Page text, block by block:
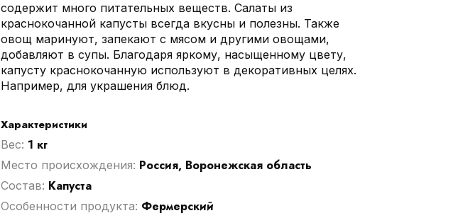
содержит много питательных веществ. Салаты из
краснокочанной капусты всегда вкусны и полезны. Также
овощ маринуют, запекают с мясом и другими овощами,
добавляют в супы. Благодаря яркому, насыщенному цвету,
капусту краснокочанную используют в декоративных целях.
Например, для украшения блюд.
Характеристики
Вес: 1 кг
Место происхождения: Россия, Воронежская область
Cостав: Капуста
Особенности продукта: Фермерский